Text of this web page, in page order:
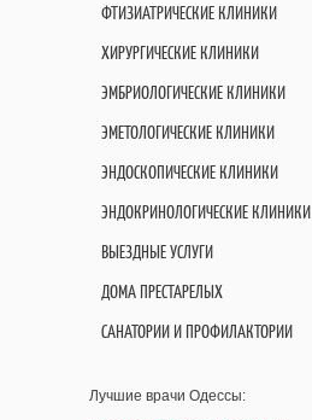
ФТИЗИАТРИЧЕСКИЕ КЛИНИКИ
ХИРУРГИЧЕСКИЕ КЛИНИКИ
ЭМБРИОЛОГИЧЕСКИЕ КЛИНИКИ
ЭМЕТОЛОГИЧЕСКИЕ КЛИНИКИ
ЭНДОСКОПИЧЕСКИЕ КЛИНИКИ
ЭНДОКРИНОЛОГИЧЕСКИЕ КЛИНИКИ
ВЫЕЗДНЫЕ УСЛУГИ
ДОМА ПРЕСТАРЕЛЫХ
САНАТОРИИ И ПРОФИЛАКТОРИИ
Лучшие врачи Одессы: